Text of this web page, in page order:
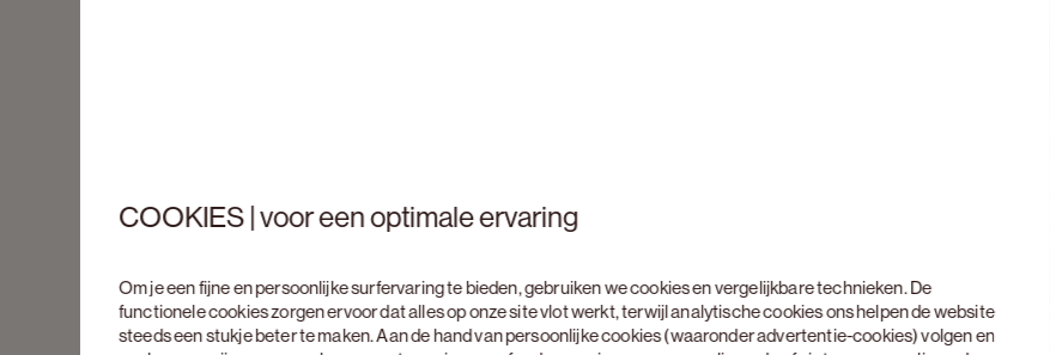
COOKIES | voor een optimale ervaring
Om je een fijne en persoonlijke surfervaring te bieden, gebruiken we cookies en vergelijkbare technieken. De
functionele cookies zorgen ervoor dat alles op onze site vlot werkt, terwijl analytische cookies ons helpen de website
steeds een stukje beter te maken. Aan de hand van persoonlijke cookies (waaronder advertentie-cookies) volgen en